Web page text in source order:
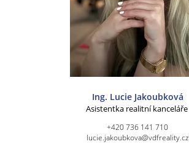
Ing. Lucie Jakoubková
Asistentka realitní kanceláře
+420 736 141 710
lucie.jakoubkova@vdfreality.cz